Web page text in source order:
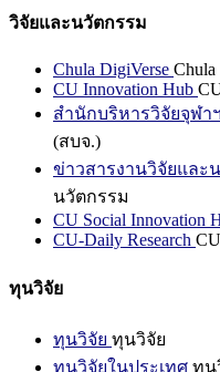
วิจัยและนวัตกรรม
Chula DigiVerse Chula
CU Innovation Hub
สำนักบริหารวิจัยจุฬา
(สบจ.)
ข่าวสารงานวิจัยและ
นวัตกรรม
CU Social Innovation
CU-Daily Research
ทุนวิจัย
ทุนวิจัย ทุนวิจัย
ทุนวิจัยในประเทศ ทุน